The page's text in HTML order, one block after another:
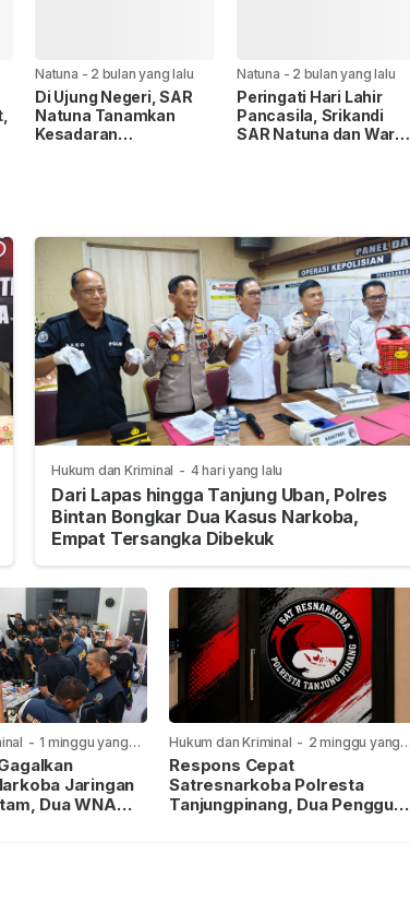
Natuna - 2 bulan yang lalu
Di Ujung Negeri, SAR
Natuna Tanamkan
Kesadaran
Natuna - 2 bulan yang lalu
Peringati Hari Lahir
Pancasila, Srikandi
SAR Natuna dan Wara
Hukum dan Kriminal - 4 hari yang lalu
Dari Lapas hingga Tanjung Uban, Polres
Bintan Bongkar Dua Kasus Narkoba,
Empat Tersangka Dibekuk
- 1 minggu yang
Jaringan
Dua WNA
Hukum dan Kriminal - 2 minggu yang
lalu
Respons Cepat
Satresnarkoba Polresta
Tanjungpinang, Dua Pengguna